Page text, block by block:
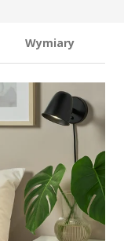
Wymiary